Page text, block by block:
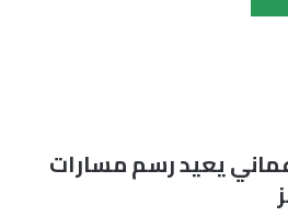
يعيد رسم مسارات